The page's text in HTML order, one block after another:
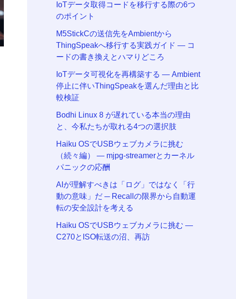
IoTデータ取得コードを移行する際の6つ
のポイント
M5StickCの送信先をAmbientから
ThingSpeakへ移行する実践ガイド ― コ
ードの書き換えとハマりどころ
IoTデータ可視化を再構築する ― Ambient
停止に伴いThingSpeakを選んだ理由と比
較検証
Bodhi Linux 8 が遅れている本当の理由
と、今私たちが取れる4つの選択肢
Haiku OSでUSBウェブカメラに挑む
（続々編） — mjpg-streamerとカーネル
パニックの応酬
AIが理解すべきは「ログ」ではなく「行
動の意味」だ ─ Recallの限界から自動運
転の安全設計を考える
Haiku OSでUSBウェブカメラに挑む —
C270とISO転送の沼、再訪